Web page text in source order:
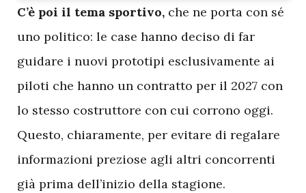
C’è poi il tema sportivo, che ne porta con sé
uno politico: le case hanno deciso di far
guidare i nuovi prototipi esclusivamente ai
piloti che hanno un contratto per il 2027 con
lo stesso costruttore con cui corrono oggi.
Questo, chiaramente, per evitare di regalare
informazioni preziose agli altri concorrenti
già prima dell’inizio della stagione.